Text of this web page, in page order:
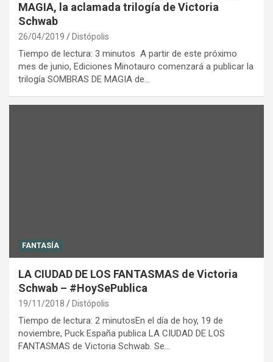
MAGIA, la aclamada trilogía de Victoria
Schwab
26/04/2019 Distópolis
Tiempo de lectura: 3 minutos A partir de este próximo
mes de junio, Ediciones Minotauro comenzará a publicar la
trilogía SOMBRAS DE MAGIA de…
FANTASÍA
LA CIUDAD DE LOS FANTASMAS de Victoria
Schwab – #HoySePublica
19/11/2018 Distópolis
Tiempo de lectura: 2 minutosEn el día de hoy, 19 de
noviembre, Puck España publica LA CIUDAD DE LOS
FANTASMAS de Victoria Schwab. Se…